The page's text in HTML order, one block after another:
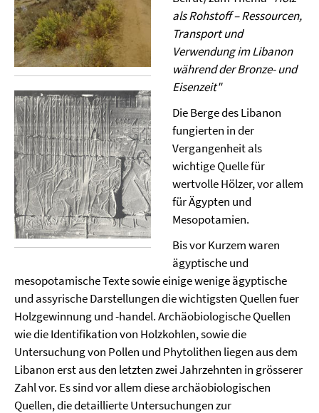
als Rohstoff – Ressourcen,
Transport und
Verwendung im Libanon
während der Bronze- und
Eisenzeit"
Die Berge des Libanon
fungierten in der
Vergangenheit als
wichtige Quelle für
wertvolle Hölzer, vor allem
für Ägypten und
Mesopotamien.
Bis vor Kurzem waren
ägyptische und
mesopotamische Texte sowie einige wenige ägyptische
und assyrische Darstellungen die wichtigsten Quellen fuer
Holzgewinnung und -handel. Archäobiologische Quellen
wie die Identifikation von Holzkohlen, sowie die
Untersuchung von Pollen und Phytolithen liegen aus dem
Libanon erst aus den letzten zwei Jahrzehnten in grösserer
Zahl vor. Es sind vor allem diese archäobiologischen
Quellen, die detaillierte Untersuchungen zur